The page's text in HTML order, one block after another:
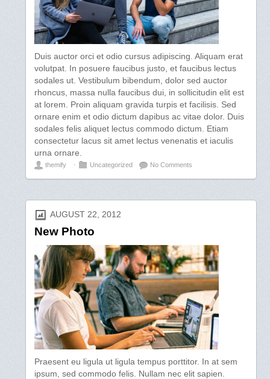
Duis auctor orci et odio cursus adipiscing. Aliquam erat
volutpat. In posuere faucibus justo, et faucibus lectus
sodales ut. Vestibulum bibendum, dolor sed auctor
rhoncus, massa nulla faucibus dui, in sollicitudin elit est
at lorem. Proin aliquam gravida turpis et facilisis. Sed
ornare enim et odio dictum dapibus ac vitae dolor. Duis
sodales felis aliquet lectus commodo dictum. Etiam
consectetur lacus sit amet lectus venenatis et iaculis
urna ornare.
themify ⋅ Uncategorized No Comments
AUGUST 22, 2012
New Photo
Praesent eu ligula ut ligula tempus porttitor. In at sem
ipsum, sed commodo felis. Nullam nec elit sapien.